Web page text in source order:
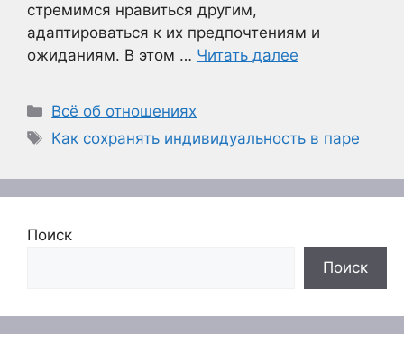
стремимся нравиться другим,
адаптироваться к их предпочтениям и
ожиданиям. В этом … Читать далее
Рубрики
Всё об отношениях
Метки
Как сохранять индивидуальность в паре
Поиск
Поиск